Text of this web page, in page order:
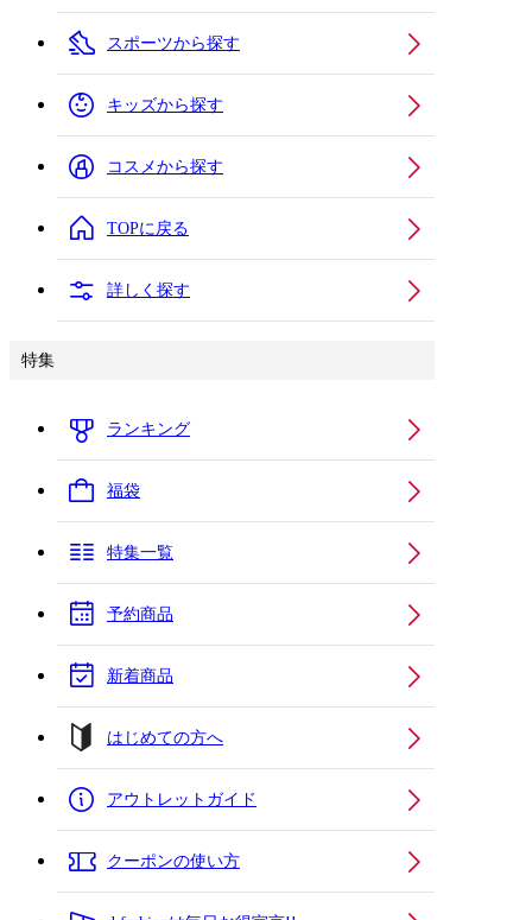
スポーツから探す
キッズから探す
コスメから探す
TOPに戻る
詳しく探す
特集
ランキング
福袋
特集一覧
予約商品
新着商品
はじめての方へ
アウトレットガイド
クーポンの使い方